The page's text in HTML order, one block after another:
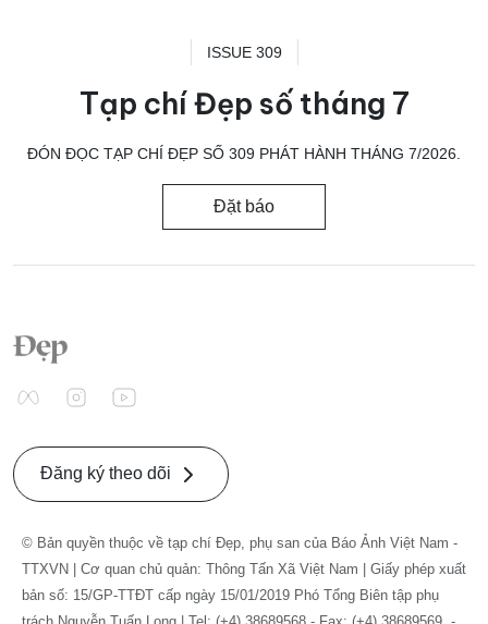
ISSUE 309
Tạp chí Đẹp số tháng 7
ĐÓN ĐỌC TẠP CHÍ ĐẸP SỐ 309 PHÁT HÀNH THÁNG 7/2026.
Đặt báo
Đăng ký theo dõi
© Bản quyền thuộc về tạp chí Đẹp, phụ san của Báo Ảnh Việt Nam -
TTXVN | Cơ quan chủ quản: Thông Tấn Xã Việt Nam | Giấy phép xuất
bản số: 15/GP-TTĐT cấp ngày 15/01/2019 Phó Tổng Biên tập phụ